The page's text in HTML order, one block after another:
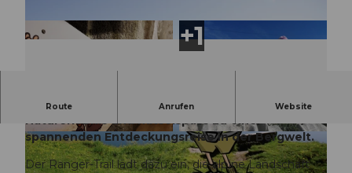
© Ski- und Snowboardschule Melchsee-Frutt © Ski- und Snowboardschule Melchsee-Frutt
Route Anrufen Website
Der Ranger-Trail auf Melchsee-Frutt verbindet
Naturerlebnis und Rätselspass zu einer
spannenden Entdeckungsreise in der Bergwelt.
Der Ranger-Trail lädt dazu ein, die alpine Landschaft